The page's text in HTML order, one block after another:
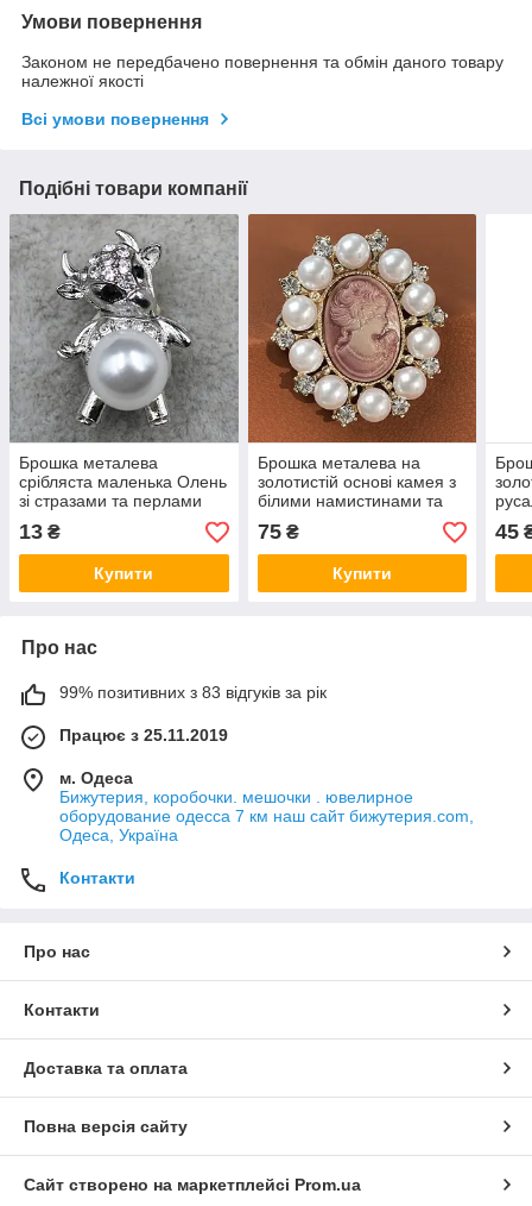
Умови повернення
Законом не передбачено повернення та обмін даного товару
належної якості
Всі умови повернення
Подібні товари компанії
Брошка металева
срібляста маленька Олень
зі стразами та перлами
символ року розмір
виробу 26х18 мм
13 ₴
Купити
Брошка металева на
золотистій основі камея з
білими намистинами та
стразами розмір виробу
45х40 мм
75₴
Купити
45
Про нас
99% позитивних з 83 відгуків за рік
Працює з 25.11.2019
м. Одеса
Бижутерия, коробочки. мешочки . ювелирное
оборудование одесса 7 км наш сайт бижутерия.com,
Одеса, Україна
Контакти
Про нас
Контакти
Доставка та оплата
Повна версія сайту
Сайт створено на маркетплейсі Prom.ua